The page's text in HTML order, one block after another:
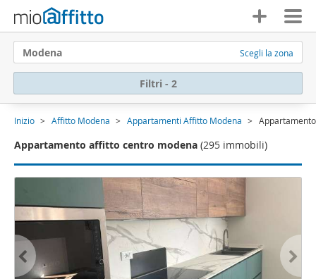
Modena Scegli la zona
Filtri - 2
Inizio Affitto Modena Appartamenti Affitto Modena
Appartamento affitto centro modena (295 immobili)